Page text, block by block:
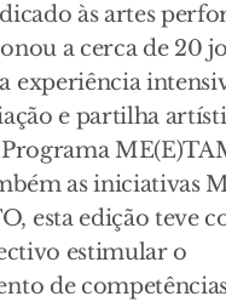
às artes
a cerca de 20
experiência
e partilha
as iniciativas
esta edição teve
estimular o
de